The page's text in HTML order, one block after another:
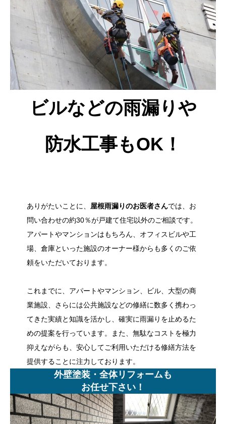
ビルなどの雨漏りや
防水工事もOK！
ありがたいことに、 屋根雨漏りのお医者さんでは、お
問い合わせの約30％が戸建て住宅以外のご相談です。
アパートやマンションはもちろん、オフィスビルや工
場、倉庫といった施設のオーナー様からも多くのご依
頼をいただいております。
これまでに、アパートやマンション、ビル、大型の商
業施設、さらには公共施設などの修繕に数多く携わっ
てきた実績と知識を活かし、確実に雨漏りを止めるた
めの提案を行っています。また、無駄なコストを極力
抑えながらも、安心してご利用いただける修繕方法を
提供することに注力しております。
外壁塗装・全体リフォームも
お任せ下さい！